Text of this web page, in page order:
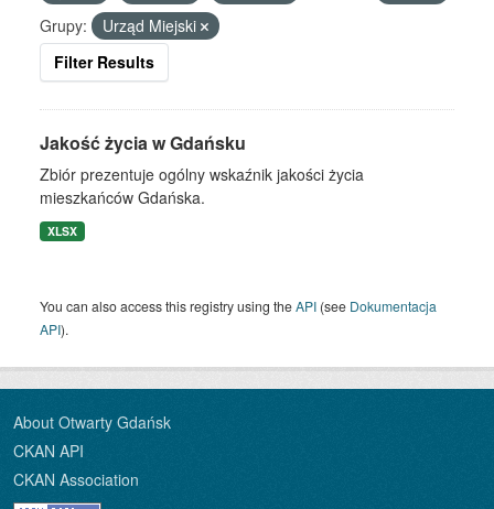
Grupy:
Urząd Miejski
Filter Results
Jakość życia w Gdańsku
Zbiór prezentuje ogólny wskaźnik jakości życia
mieszkańców Gdańska.
XLSX
You can also access this registry using theAPI (see Dokumentacja
API).
About Otwarty Gdańsk
CKAN API
CKAN Association